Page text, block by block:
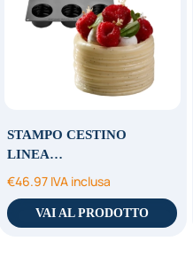
STAMPO CESTINO
LINEA…
€46.97 IVA inclusa
VAI AL PRODOTTO